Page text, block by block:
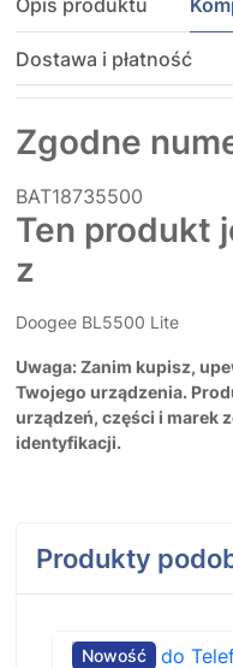
Opis produktu
Dostawa i płatność
Zgodne
BAT18735500
Ten produkt
z
Doogee BL5500 Lite
Uwaga: Zanim kupisz,
Twojego urządzenia.
urządzeń, części i marek
identyfikacji.
Produkty
Nowość